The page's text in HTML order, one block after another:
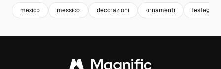
mexico messico decorazioni ornamenti